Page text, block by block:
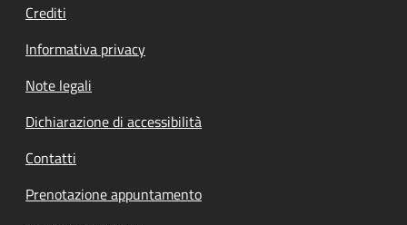
Crediti
Informativa privacy
Note legali
Dichiarazione di accessibilità
Contatti
Prenotazione appuntamento